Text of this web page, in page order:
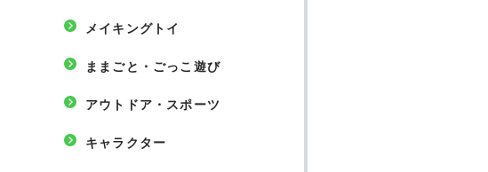
メイキングトイ
ままごと・ごっこ遊び
アウトドア・スポーツ
キャラクター